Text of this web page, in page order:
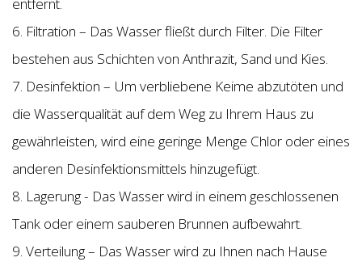
6. Filtration – Das Wasser fließt durch Filter. Die Filter
bestehen aus Schichten von Anthrazit, Sand und Kies.
7. Desinfektion – Um verbliebene Keime abzutöten und
die Wasserqualität auf dem Weg zu Ihrem Haus zu
gewährleisten, wird eine geringe Menge Chlor oder eines
anderen Desinfektionsmittels hinzugefügt.
8. Lagerung - Das Wasser wird in einem geschlossenen
Tank oder einem sauberen Brunnen aufbewahrt.
9. Verteilung – Das Wasser wird zu Ihnen nach Hause